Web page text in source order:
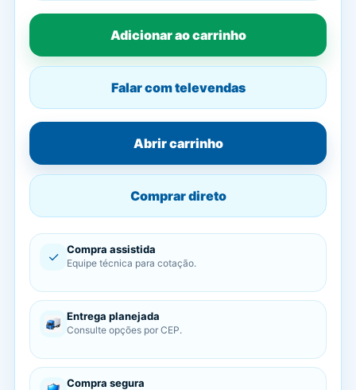
Adicionar ao carrinho
Falar com televendas
Abrir carrinho
Comprar direto
✓ Compra assistida
Equipe técnica para cotação.
Entrega planejada
Consulte opções por CEP.
Compra segura